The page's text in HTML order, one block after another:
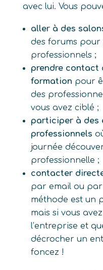
avec lui. Vous
aller à des
des forums pour
professionnels ;
prendre contact
formation pour
des
vous avez ciblé ;
participer à des
professionnels
journée
professionnelle ;
contacter
par email ou
méthode est un
mais si vous
l’entreprise et
décrocher un
foncez !